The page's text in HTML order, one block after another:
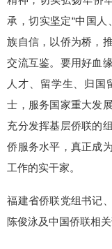
承，切实坚定“中国
族自信，以侨为桥，
交流互鉴。要用好血
人才、留学生、归国
士，服务国家重大发
充分发挥基层侨联的
侨服务水平，真正成
工作的实干家。
福建省侨联党组书记
陈俊泳及中国侨联相